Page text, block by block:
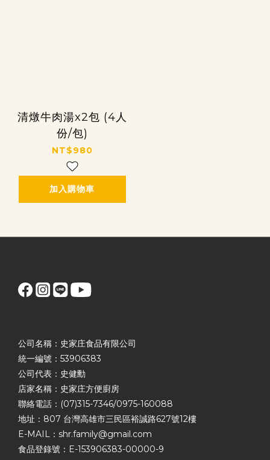
清燉牛肉湯x2包 (4人
份/包)
NT$980
加入購物車
公司名稱：史家庄食品有限公司
統一編號：53906383
公司代表：史健勳
店家名稱：史家庄方便廚房
聯絡電話：(07)315-7346/0975-160088
地址：807 台灣高雄市三民區裕誠路627號12樓
E-MAIL：shr.family@gmail.com
食品登錄號：E-153906383-00000-9